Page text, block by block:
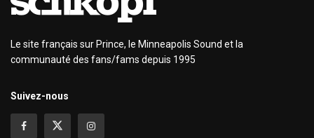
Le site français sur Prince, le Minneapolis Sound et la
communauté des fans/fams depuis 1995
Suivez-nous